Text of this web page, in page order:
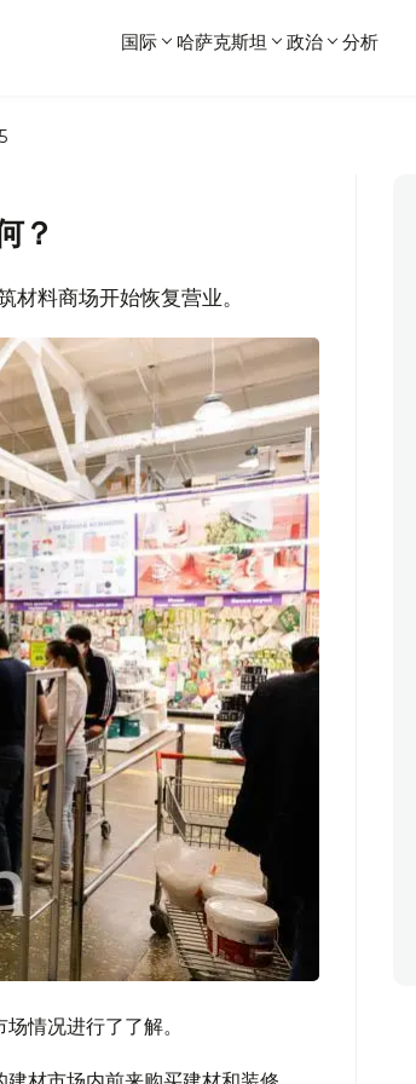
国际 哈萨克斯坦 政治 分析
？
料商场开始恢复营业。
情况进行了了解。